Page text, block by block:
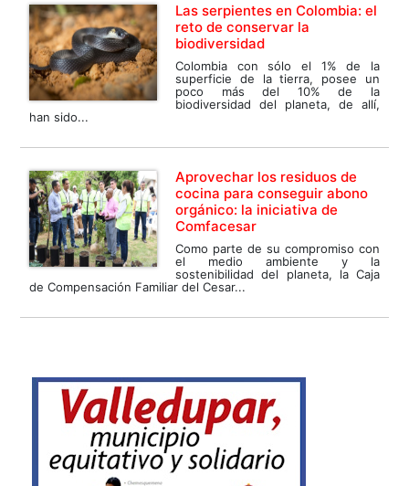
Las serpientes en Colombia: el
reto de conservar la
biodiversidad
Colombia con sólo el 1% de la
superficie de la tierra, posee un
poco más del 10% de la
biodiversidad del planeta, de allí,
han sido...
Aprovechar los residuos de
cocina para conseguir abono
orgánico: la iniciativa de
Comfacesar
Como parte de su compromiso con
el medio ambiente y la
sostenibilidad del planeta, la Caja
de Compensación Familiar del Cesar...